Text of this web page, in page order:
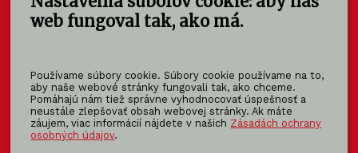
web fungoval tak, ako má.
Používame súbory cookie. Súbory cookie používame na to,
aby naše webové stránky fungovali tak, ako chceme.
Pomáhajú nám tiež správne vyhodnocovať úspešnosť a
neustále zlepšovať obsah webovej stránky. Ak máte
záujem, viac informácií nájdete v našich Zásadách ochrany
osobných údajov.
Štúrova 140
949 01 Nitra - Mlynárce
info@koma-slovakia.sk
+ 421 37 6518 325
Patríme do rodiny KOMA FAMILY